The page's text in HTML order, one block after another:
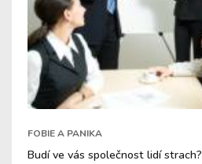
FOBIE A PANIKA
Budí ve vás společnost lidí strach?